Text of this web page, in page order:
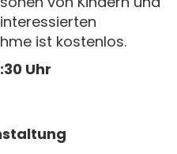
ist kostenlos.
Uhr